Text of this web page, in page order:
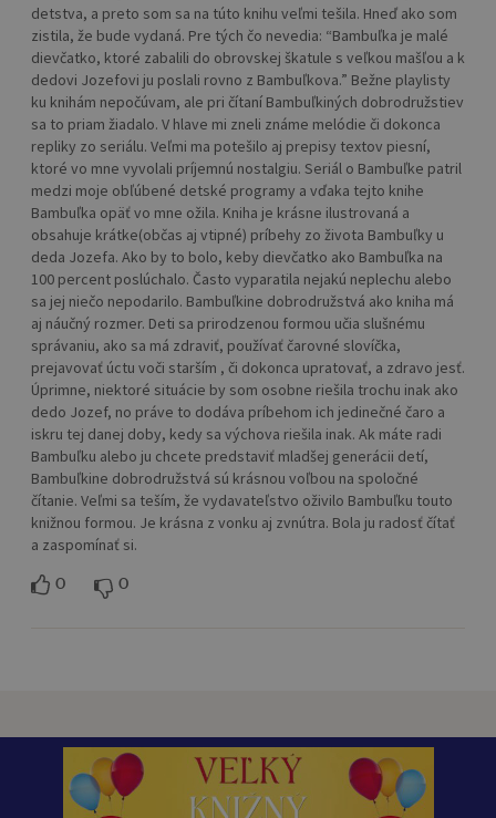
detstva, a preto som sa na túto knihu veľmi tešila. Hneď ako som
zistila, že bude vydaná. Pre tých čo nevedia: “Bambuľka je malé
dievčatko, ktoré zabalili do obrovskej škatule s veľkou mašľou a k
dedovi Jozefovi ju poslali rovno z Bambuľkova.” Bežne playlisty
ku knihám nepočúvam, ale pri čítaní Bambuľkiných dobrodružstiev
sa to priam žiadalo. V hlave mi zneli známe melódie či dokonca
repliky zo seriálu. Veľmi ma potešilo aj prepisy textov piesní,
ktoré vo mne vyvolali príjemnú nostalgiu. Seriál o Bambuľke patril
medzi moje obľúbené detské programy a vďaka tejto knihe
Bambuľka opäť vo mne ožila. Kniha je krásne ilustrovaná a
obsahuje krátke(občas aj vtipné) príbehy zo života Bambuľky u
deda Jozefa. Ako by to bolo, keby dievčatko ako Bambuľka na
100 percent poslúchalo. Často vyparatila nejakú neplechu alebo
sa jej niečo nepodarilo. Bambuľkine dobrodružstvá ako kniha má
aj náučný rozmer. Deti sa prirodzenou formou učia slušnému
správaniu, ako sa má zdraviť, používať čarovné slovíčka,
prejavovať úctu voči starším , či dokonca upratovať, a zdravo jesť.
Úprimne, niektoré situácie by som osobne riešila trochu inak ako
dedo Jozef, no práve to dodáva príbehom ich jedinečné čaro a
iskru tej danej doby, kedy sa výchova riešila inak. Ak máte radi
Bambuľku alebo ju chcete predstaviť mladšej generácii detí,
Bambuľkine dobrodružstvá sú krásnou voľbou na spoločné
čítanie. Veľmi sa teším, že vydavateľstvo oživilo Bambuľku touto
knižnou formou. Je krásna z vonku aj zvnútra. Bola ju radosť čítať
a zaspomínať si.
0 0